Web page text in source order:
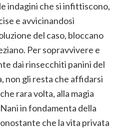
indagini che si infittiscono,
e avvicinandosi
del caso, bloccano
Per sopravvivere e
dai rinsecchiti panini del
non gli resta che affidarsi
rara volta, alla magia
in fondamenta della
che la vita privata